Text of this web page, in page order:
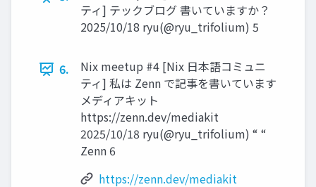
ティ] テックブログ 書いていますか？
2025/10/18 ryu(@ryu_trifolium) 5
6.
Nix meetup #4 [Nix 日本語コミュニ
ティ] 私は Zenn で記事を書いています
メディアキット
https://zenn.dev/mediakit
2025/10/18 ryu(@ryu_trifolium) “ “
Zenn 6
https://zenn.dev/mediakit